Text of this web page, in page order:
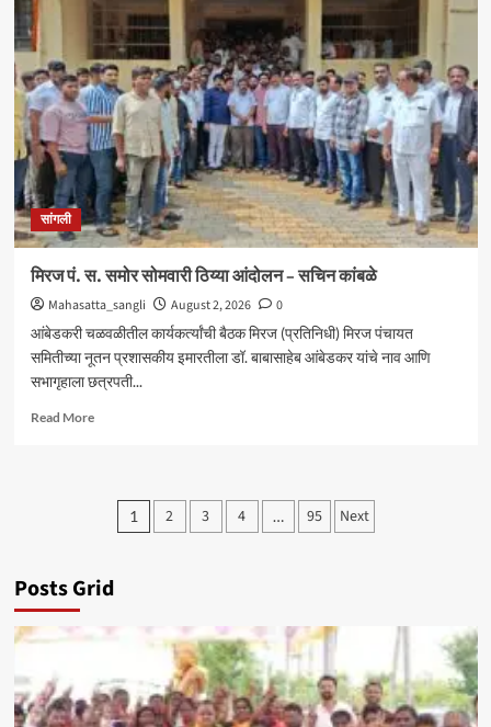
पंचायत
समितीत
तणाव
;
नामकरणाच्या
वादावरून
घोषणाबाजी
सांगली
मिरज पं. स. समोर सोमवारी ठिय्या आंदोलन – सचिन कांबळे
Mahasatta_sangli August 2, 2026
0
आंबेडकरी चळवळीतील कार्यकर्त्यांची बैठक मिरज (प्रतिनिधी) मिरज पंचायत
समितीच्या नूतन प्रशासकीय इमारतीला डॉ. बाबासाहेब आंबेडकर यांचे नाव आणि
सभागृहाला छत्रपती...
Read MoreRead
ठिय्या
आंदोलन
Posts
1 2 3 4 … 95 Next
Posts Grid